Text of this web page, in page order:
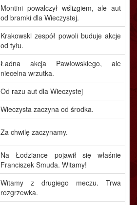
Montini powalczył wślizgiem, ale aut
od bramki dla Wieczystej.
Krakowski zespół powoli buduje akcje
od tyłu.
Ładna akcja Pawłowskiego, ale
niecelna wrzutka.
Od razu aut dla Wieczystej
Wieczysta zaczyna od środka.
Za chwilę zaczynamy.
Na Łodziance pojawił się właśnie
Franciszek Smuda. Witamy!
Witamy z drugiego meczu. Trwa
rozgrzewka.